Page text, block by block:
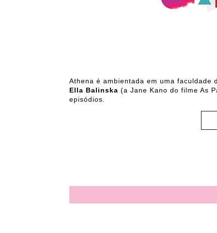
Athena é ambientada em uma
Ella Balinska (a Jane Kano do filme As
episódios.